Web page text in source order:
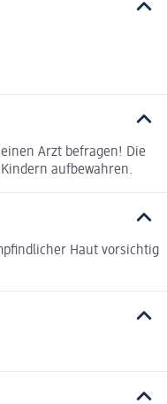
Arzt befragen! Die
aufbewahren.
Haut vorsichtig